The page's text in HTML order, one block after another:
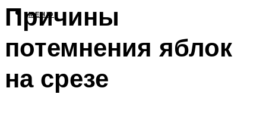
МЕНЮ
Причины
потемнения яблок
на срезе